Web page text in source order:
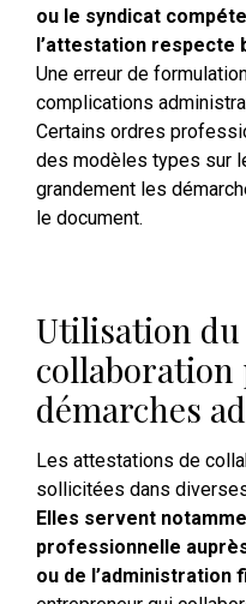
ou le syndicat
l’attestation respecte
Une erreur de
complications
Certains ordres
des modèles types sur
grandement les
le document.
Utilisation du
collaboration
démarches
Les attestations de
sollicitées dans
Elles servent
professionnelle
ou de l’administration